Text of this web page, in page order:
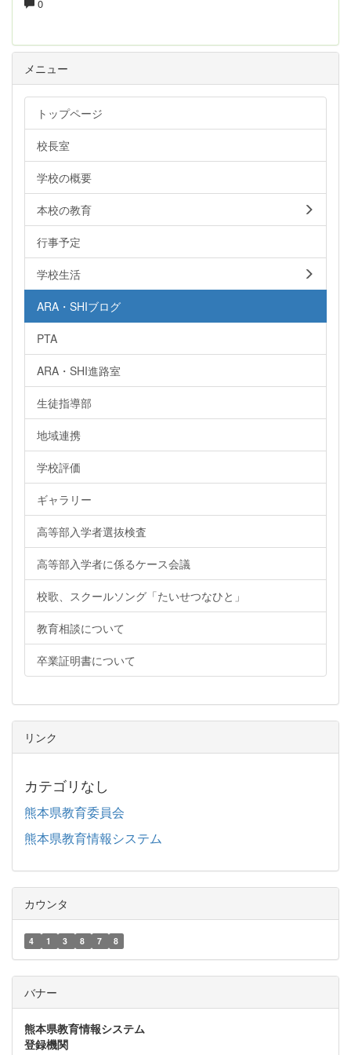
0
メニュー
トップページ
校長室
学校の概要
本校の教育
行事予定
学校生活
ARA・SHIブログ
PTA
ARA・SHI進路室
生徒指導部
地域連携
学校評価
ギャラリー
高等部入学者選抜検査
高等部入学者に係るケース会議
校歌、スクールソング「たいせつなひと」
教育相談について
卒業証明書について
リンク
カテゴリなし
熊本県教育委員会
熊本県教育情報システム
カウンタ
4 1 3 8 7 8
バナー
熊本県教育情報システム
登録機関